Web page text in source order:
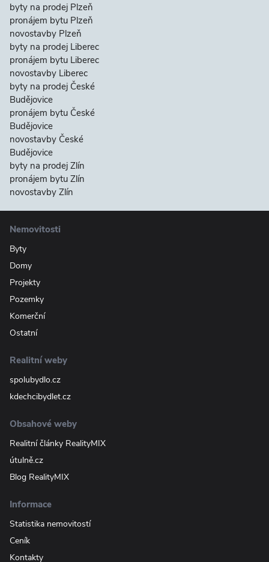
byty na prodej Plzeň
pronájem bytu Plzeň
novostavby Plzeň
byty na prodej Liberec
pronájem bytu Liberec
novostavby Liberec
byty na prodej České
Budějovice
pronájem bytu České
Budějovice
novostavby České
Budějovice
byty na prodej Zlín
pronájem bytu Zlín
novostavby Zlín
Nemovitosti
Byty
Domy
Projekty
Pozemky
Komerční
Ostatní
Realitní weby
spolubydlo.cz
kdechcibydlet.cz
Obsahové weby
Realitní články RealityMIX
útulně.cz
Blog RealityMIX
Informace
Statistika nemovitostí
Ceník
Kontakty